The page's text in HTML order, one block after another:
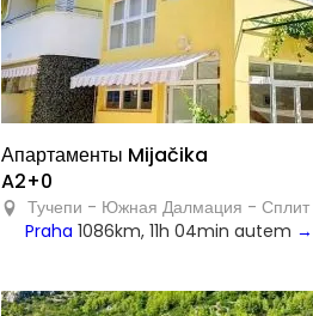
Апартаменты Mijačika
A2+0
Тучепи - Южная Далмация - Сплит
Praha 1086km, 11h 04min autem →